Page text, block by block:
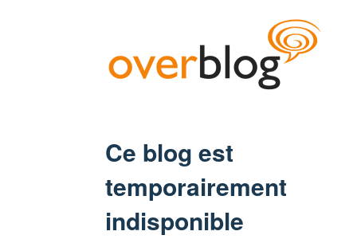
Ce blog est
temporairement
indisponible